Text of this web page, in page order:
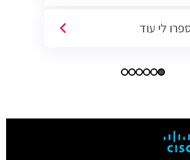
לי עוד